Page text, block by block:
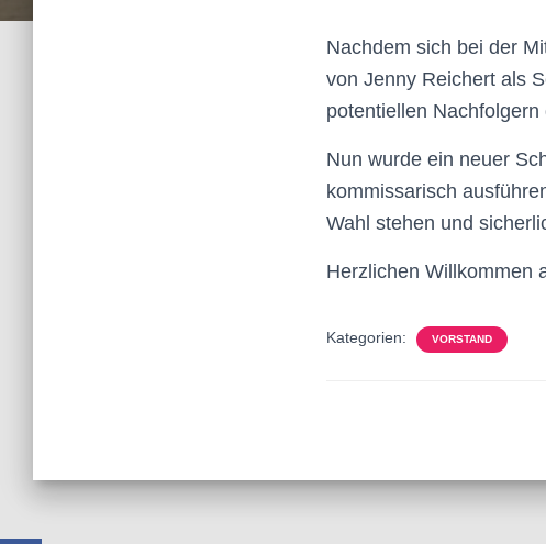
Nachdem sich bei der
von Jenny Reichert als
potentiellen Nachfolgern
Nun wurde ein neuer
kommissarisch
Wahl stehen und
Herzlichen Willkommen
Kategorien: VORSTAND